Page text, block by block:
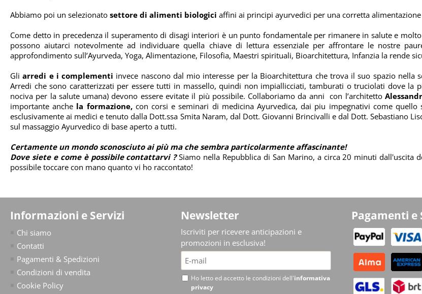
Abbiamo poi un selezionato settore di alimenti biologici affini ai principi ayurvedici per una corretta
Come detto in precedenza il superamento di disagi interiori è un punto fondamentale per rimanere in salute e
possono aiutarci notevolmente ad individuare quella chiave di lettura essenziale per affrontare le nostre
approfondimento sull’Ayurveda, Yoga, Alimentazione, Filosofia, Maestri spirituali, Bioarchitettura, Infanzia la rende
Gliarredi e i complementi invece nascono dal mio interesse per la Bioarchitettura che trova il suo spazio nella
Arredi che sono caratterizzati per essere tutti in massello, quindi non impiallicciati, tamburati o truciolati dove la
nociva per la salute umana) devono essere evitate il più possibile. Collaboriamo da anni con l’architetto
importante anche la formazione,con corsi e seminari di medicina Ayurvedica, dai piu impegnativi come
esclusivamente ai medici e tenuto dalla Dott.ssa Smita Naram, dal Dott. Giovanni Brincivalli e dal Dott. Sebastiano
sul massaggio Ayurvedico di base aperto a tutti.
Certamente un mondo sconosciuto ai più ma che sembra particolarmente affascinante!
Dove siete e come è possibile contattarvi ?Siamo nella Repubblica di San Marino, a circa 20 minuti
possibile toccare con mano quanto vi ho raccontato!
Informazioni e Servizi
Chi siamo
Contatti
Pagamenti & Spedizioni
Condizioni di vendita
Cookie Policy
Newsletter
Iscriviti per ricevere anticipazioni e
promozioni in esclusiva!
Ho letto ed accetto le condizioni dell'informativa
privacy
Pagamenti e